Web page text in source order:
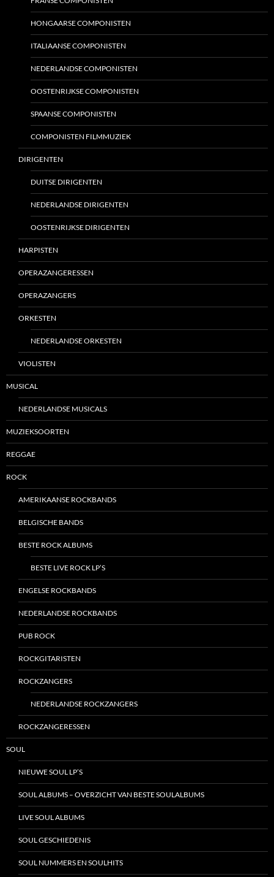
HONGAARSE COMPONISTEN
ITALIAANSE COMPONISTEN
NEDERLANDSE COMPONISTEN
OOSTENRIJKSE COMPONISTEN
SPAANSE COMPONISTEN
COMPONISTEN FILMMUZIEK
DIRIGENTEN
DUITSE DIRIGENTEN
NEDERLANDSE DIRIGENTEN
OOSTENRIJKSE DIRIGENTEN
HARPISTEN
OPERAZANGERESSEN
OPERAZANGERS
ORKESTEN
NEDERLANDSE ORKESTEN
VIOLISTEN
MUSICAL
NEDERLANDSE MUSICALS
MUZIEKSOORTEN
REGGAE
ROCK
AMERIKAANSE ROCKBANDS
BELGISCHE BANDS
BESTE ROCK ALBUMS
BESTE LIVE ROCK LP’S
ENGELSE ROCKBANDS
NEDERLANDSE ROCKBANDS
PUB ROCK
ROCKGITARISTEN
ROCKZANGERS
NEDERLANDSE ROCKZANGERS
ROCKZANGERESSEN
SOUL
NIEUWE SOUL LP’S
SOUL ALBUMS – OVERZICHT VAN BESTE SOULALBUMS
LIVE SOUL ALBUMS
SOUL GESCHIEDENIS
SOUL NUMMERS EN SOULHITS